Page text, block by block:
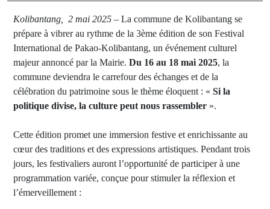
Kolibantang, 2 mai 2025 – La commune de Kolibantang se
prépare à vibrer au rythme de la 3ème édition de son Festival
International de Pakao-Kolibantang, un événement culturel
majeur annoncé par la Mairie. Du 16 au 18 mai 2025, la
commune deviendra le carrefour des échanges et de la
célébration du patrimoine sous le thème éloquent : « Si la
politique divise, la culture peut nous rassembler ».
Cette édition promet une immersion festive et enrichissante au
cœur des traditions et des expressions artistiques. Pendant trois
jours, les festivaliers auront l’opportunité de participer à une
programmation variée, conçue pour stimuler la réflexion et
l’émerveillement :